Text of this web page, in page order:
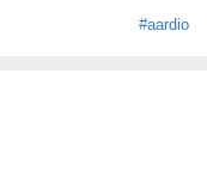
#aardio